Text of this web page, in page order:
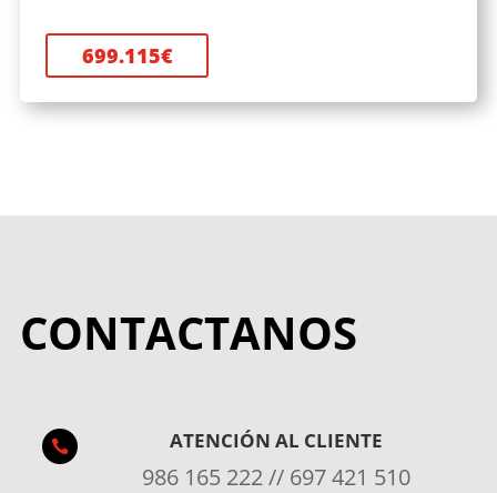
699.115€
CONTACTANOS
 ATENCIÓN AL CLIENTE
986 165 222 // 697 421 510